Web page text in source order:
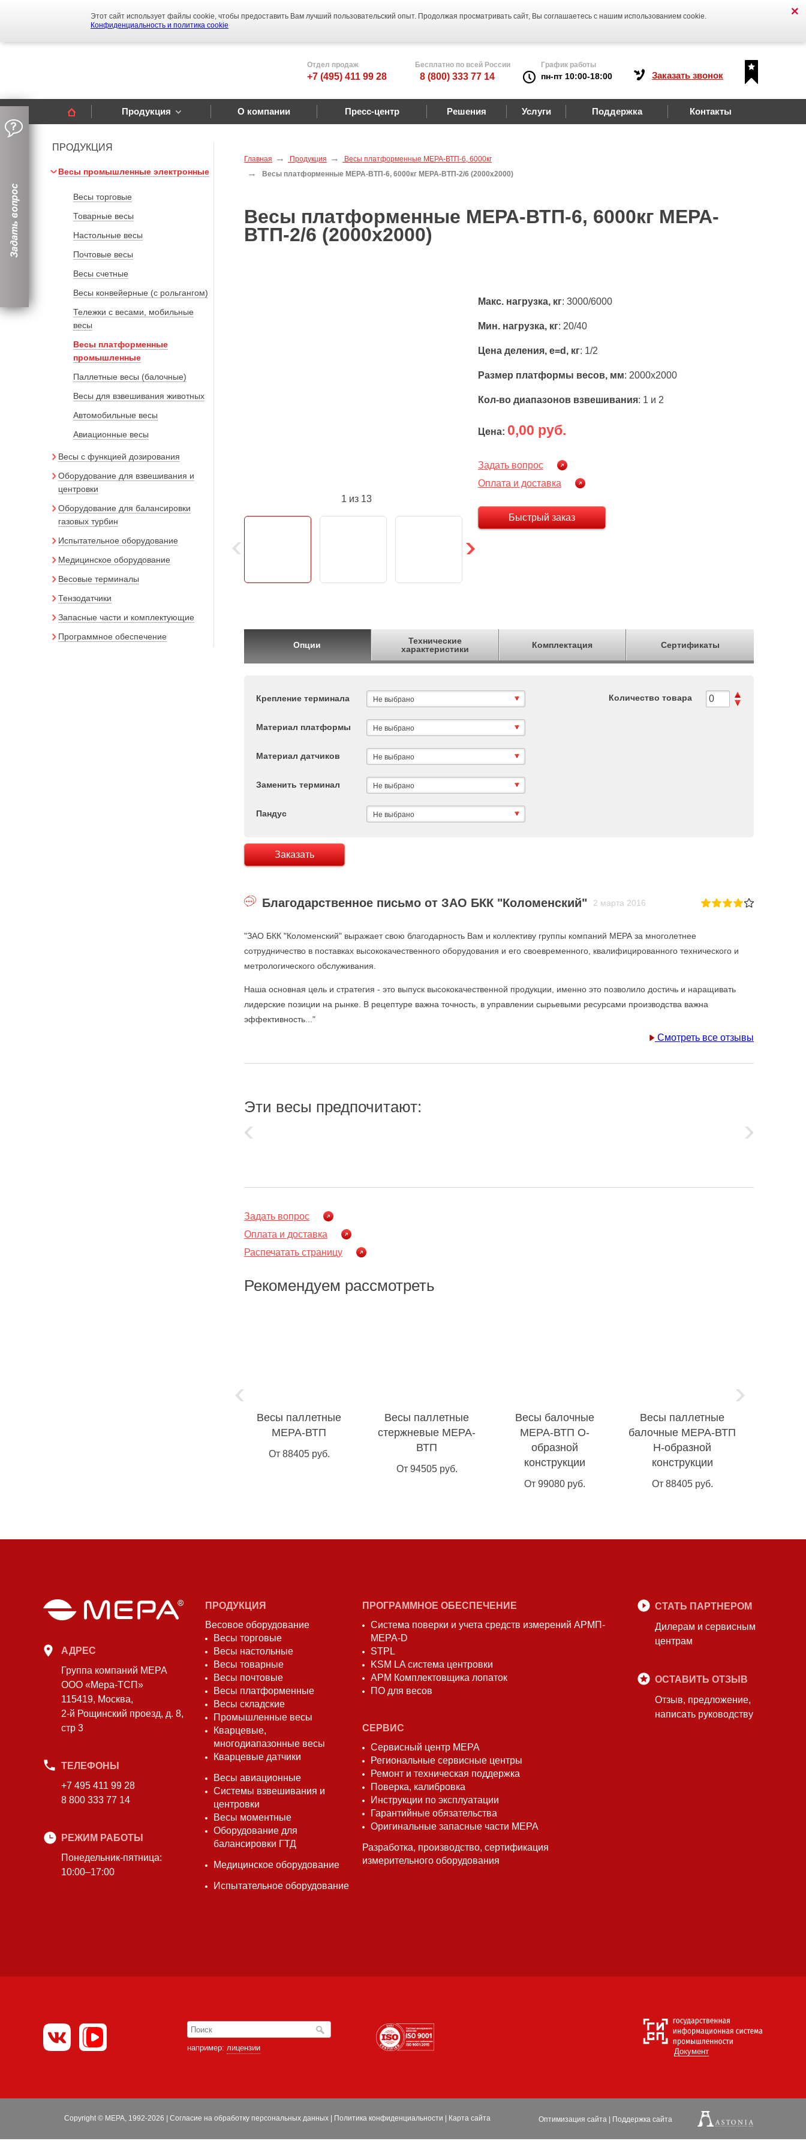
Этот сайт использует файлы cookie, чтобы предоставить Вам лучший пользовательский опыт. Продолжая просматривать сайт, Вы соглашаетесь с нашим использованием cookie.
Конфиденциальность и политика cookie
Отдел продаж
+7 (495) 411 99 28
Бесплатно по всей России
8 (800) 333 77 14
График работы
пн-пт 10:00-18:00 Заказать звонок
Продукция О компании Пресс-центр Решения Услуги Поддержка Контакты
ПРОДУКЦИЯ
Весы промышленные электронные
Весы торговые
Товарные весы
Настольные весы
Почтовые весы
Весы счетные
Весы конвейерные (с рольгангом)
Тележки с весами, мобильные
весы
Весы платформенные
промышленные
Паллетные весы (балочные)
Весы для взвешивания животных
Автомобильные весы
Авиационные весы
Весы с функцией дозирования
Оборудование для взвешивания и
центровки
Оборудование для балансировки
газовых турбин
Испытательное оборудование
Медицинское оборудование
Весовые терминалы
Тензодатчики
Запасные части и комплектующие
Программное обеспечение
Главная Продукция
Весы платформенные МЕРА-ВТП-6, 6000кг
Весы платформенные МЕРА-ВТП-6, 6000кг МЕРА-ВТП-2/6 (2000х2000)
Весы платформенные МЕРА-ВТП-6, 6000кг МЕРА-
ВТП-2/6 (2000х2000)
1 из 13
Макс. нагрузка, кг: 3000/6000
Мин. нагрузка, кг: 20/40
Цена деления, e=d, кг: 1/2
Размер платформы весов, мм: 2000х2000
Кол-во диапазонов взвешивания: 1 и 2
Цена: 0,00 руб.
Задать вопрос
Оплата и доставка
Быстрый заказ
Опции
Технические
характеристики
Комплектация Сертификаты
Количество товара
Крепление терминала Не выбрано
Материал платформы Не выбрано
Материал датчиков Не выбрано
Заменить терминал Не выбрано
Пандус Не выбрано
Заказать
Благодарственное письмо от ЗАО БКК "Коломенский" 2 марта 2016
"ЗАО БКК "Коломенский" выражает свою благодарность Вам и коллективу группы компаний МЕРА за многолетнее
сотрудничество в поставках высококачественного оборудования и его своевременного, квалифицированного технического и
метрологического обслуживания.
Наша основная цель и стратегия - это выпуск высококачественной продукции, именно это позволило достичь и наращивать
лидерские позиции на рынке. В рецептуре важна точность, в управлении сырьевыми ресурсами производства важна
эффективность..."
Смотреть все отзывы
Эти весы предпочитают:
Задать вопрос
Оплата и доставка
Распечатать страницу
Рекомендуем рассмотреть
Весы паллетные
МЕРА-ВТП
От 88405 руб.
Весы паллетные
стержневые МЕРА-
ВТП
От 94505 руб.
Весы балочные
МЕРА-ВТП О-
образной
конструкции
От 99080 руб.
Весы паллетные
балочные МЕРА-ВТП
Н-образной
конструкции
От 88405 руб.
АДРЕС
Группа компаний МЕРА
ООО «Мера-ТСП»
115419, Москва,
2-й Рощинский проезд, д. 8,
стр 3
ТЕЛЕФОНЫ
+7 495 411 99 28
8 800 333 77 14
РЕЖИМ РАБОТЫ
Понедельник-пятница:
10:00–17:00
ПРОДУКЦИЯ
Весовое оборудование
Весы торговые
Весы настольные
Весы товарные
Весы почтовые
Весы платформенные
Весы складские
Промышленные весы
Кварцевые,
многодиапазонные весы
Кварцевые датчики
Весы авиационные
Системы взвешивания и
центровки
Весы моментные
Оборудование для
балансировки ГТД
Медицинское оборудование
Испытательное оборудование
ПРОГРАММНОЕ ОБЕСПЕЧЕНИЕ
Система поверки и учета средств измерений АРМП-
МЕРА-D
STPL
KSM LA система центровки
АРМ Комплектовщика лопаток
ПО для весов
СЕРВИС
Сервисный центр МЕРА
Региональные сервисные центры
Ремонт и техническая поддержка
Поверка, калибровка
Инструкции по эксплуатации
Гарантийные обязательства
Оригинальные запасные части МЕРА
Разработка, производство, сертификация
измерительного оборудования
СТАТЬ ПАРТНЕРОМ
Дилерам и сервисным
центрам
ОСТАВИТЬ ОТЗЫВ
Отзыв, предложение,
написать руководству
например: лицензии Документ
Copyright © МЕРА, 1992-2026 Согласие на обработку персональных данных Политика конфиденциальности Карта сайта Оптимизация сайта | Поддержка сайта